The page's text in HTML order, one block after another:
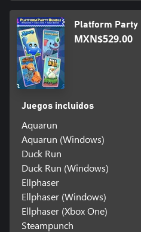
Platform Party
MXN$529.00
Juegos incluidos
Aquarun
Aquarun (Windows)
Duck Run
Duck Run (Windows)
Ellphaser
Ellphaser (Windows)
Ellphaser (Xbox One)
Steampunch